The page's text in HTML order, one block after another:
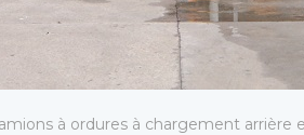
à ordures à chargement